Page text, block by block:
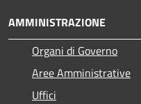
AMMINISTRAZIONE
Organi di Governo
Aree Amministrative
Uffici